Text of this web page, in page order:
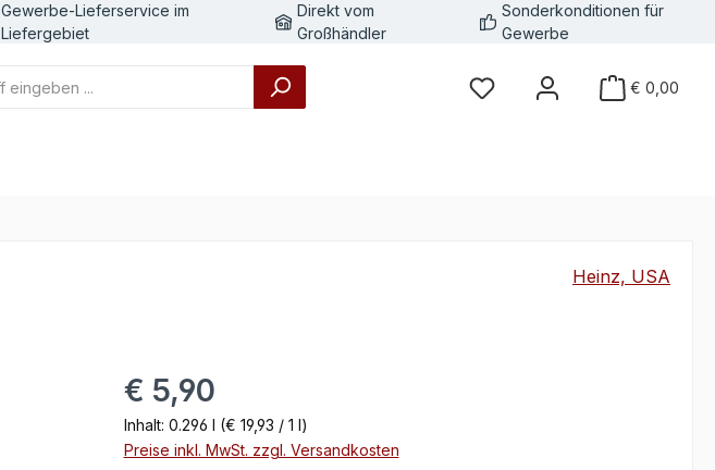
Gewerbe-Lieferservice im
Liefergebiet
Direkt vom
Großhändler
Sonderkonditionen für
Gewerbe
€ 0,00
Heinz, USA
Regulärer Preis:
€ 5,90
Inhalt: 0.296 l (€ 19,93 / 1 l)
Preise inkl. MwSt. zzgl. Versandkosten